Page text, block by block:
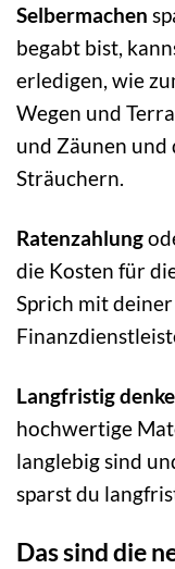
Selbermachen
begabt bist,
erledigen, wie
Wegen und
und Zäunen und
Sträuchern.
Ratenzahlung
die Kosten für
Sprich mit
Langfristig
hochwertige
langlebig sind
sparst du
Das sind die